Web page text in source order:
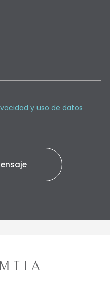
y uso de datos